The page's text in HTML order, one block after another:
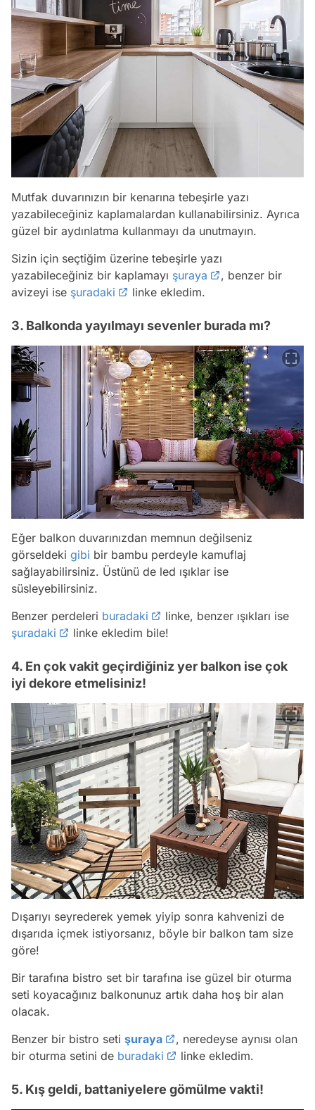
Mutfak duvarınızın bir kenarına tebeşirle yazı
yazabileceğiniz kaplamalardan kullanabilirsiniz. Ayrıca
güzel bir aydınlatma kullanmayı da unutmayın.
Sizin için seçtiğim üzerine tebeşirle yazı
yazabileceğiniz bir kaplamayı şuraya
, benzer bir
avizeyi ise şuradaki linke ekledim.
3. Balkonda yayılmayı sevenler burada mı?
Eğer balkon duvarınızdan memnun değilseniz
görseldeki gibi bir bambu perdeyle kamuflaj
sağlayabilirsiniz. Üstünü de led ışıklar ise
süsleyebilirsiniz.
Benzer perdeleri buradaki
linke, benzer ışıkları ise
şuradaki
linke ekledim bile!
4. En çok vakit geçirdiğiniz yer balkon ise çok
iyi dekore etmelisiniz!
Dışarıyı seyrederek yemek yiyip sonra kahvenizi de
dışarıda içmek istiyorsanız, böyle bir balkon tam size
göre!
Bir tarafına bistro set bir tarafına ise güzel bir oturma
seti koyacağınız balkonunuz artık daha hoş bir alan
olacak.
Benzer bir bistro seti şuraya
, neredeyse aynısı olan
bir oturma setini de buradaki linke ekledim.
5. Kış geldi, battaniyelere gömülme vakti!